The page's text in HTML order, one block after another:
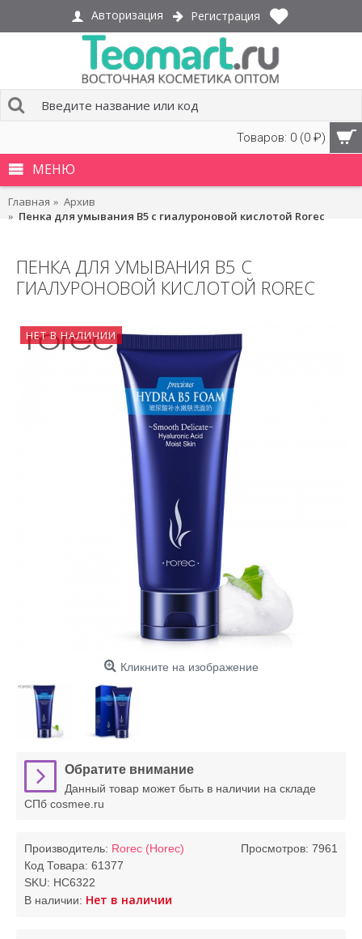
Авторизация Регистрация
Товаров: 0 (0 ₽)
МЕНЮ
Главная
Архив
Пенка для умывания B5 с гиалуроновой кислотой Rorec
ПЕНКА ДЛЯ УМЫВАНИЯ B5 С
ГИАЛУРОНОВОЙ КИСЛОТОЙ ROREC
НЕТ В НАЛИЧИИ
Кликните на изображение
Обратите внимание
Данный товар может быть в наличии на складе
СПб cosmee.ru
Просмотров: 7961
Производитель: Rorec (Horec)
Код Товара: 61377
SKU: HC6322
В наличии: Нет в наличии